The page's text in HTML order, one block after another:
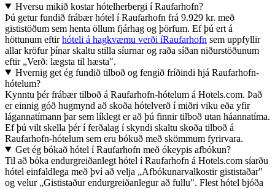
Hversu mikið kostar hótelherbergi í Raufarhofn?
Þú getur fundið frábær hótel í Raufarhofn frá 9.929 kr. með
gististöðum sem henta öllum fjárhag og þörfum. Ef þú ert á
höttunum eftirhóteli á hagkvæmu verði íRaufarhofn sem uppfyllir
allar kröfur þínar skaltu stilla síurnar og raða síðan niðurstöðunum
eftir „Verð: lægsta til hæsta".
Hvernig get ég fundið tilboð og fengið fríðindi hjá Raufarhofn-
hótelum?
Kynntu þér frábær tilboð á Raufarhofn-hótelum á Hotels.com. Það
er einnig góð hugmynd að skoða hótelverð í miðri viku eða yfir
lágannatímann þar sem líklegt er að þú finnir tilboð utan háannatíma.
Ef þú vilt skella þér í ferðalag í skyndi skaltu skoða tilboð á
Raufarhofn-hótelum sem eru bókuð með skömmum fyrirvara.
Get ég bókað hótel í Raufarhofn með ókeypis afbókun?
Til að bóka endurgreiðanlegt hótel í Raufarhofn á Hotels.com síarðu
hótel einfaldlega með því að velja „Afbókunarvalkostir gististaðar"
og velur „Gististaður endurgreiðanlegur að fullu". Flest hótel bjóða